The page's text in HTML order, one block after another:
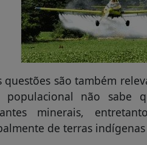
questões são também
populacional não sabe
minerais,
de terras